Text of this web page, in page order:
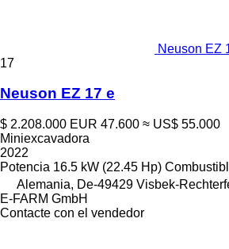
Neuson EZ
17
Neuson EZ 17 e
$ 2.208.000 EUR 47.600 ≈ US$ 55.000
Miniexcavadora
2022
Potencia 16.5 kW (22.45 Hp)
Alemania, De-49429 Visbek-
E-FARM GmbH
Contacte con el vendedor